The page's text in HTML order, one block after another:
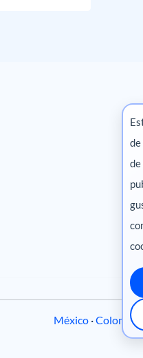
México ·Colombia